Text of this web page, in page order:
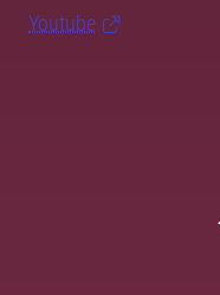
Youtube